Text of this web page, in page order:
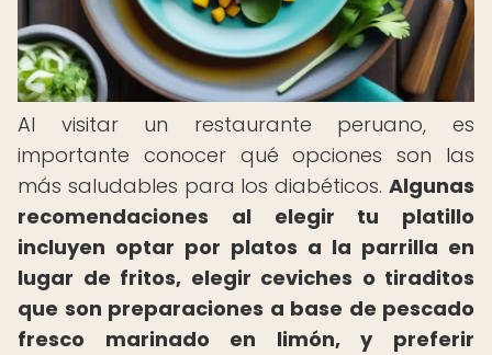
Al visitar un restaurante peruano, es
importante conocer qué opciones son las
más saludables para los diabéticos. Algunas
recomendaciones al elegir tu platillo
incluyen optar por platos a la parrilla en
lugar de fritos, elegir ceviches o tiraditos
que son preparaciones a base de pescado
fresco marinado en limón, y preferir